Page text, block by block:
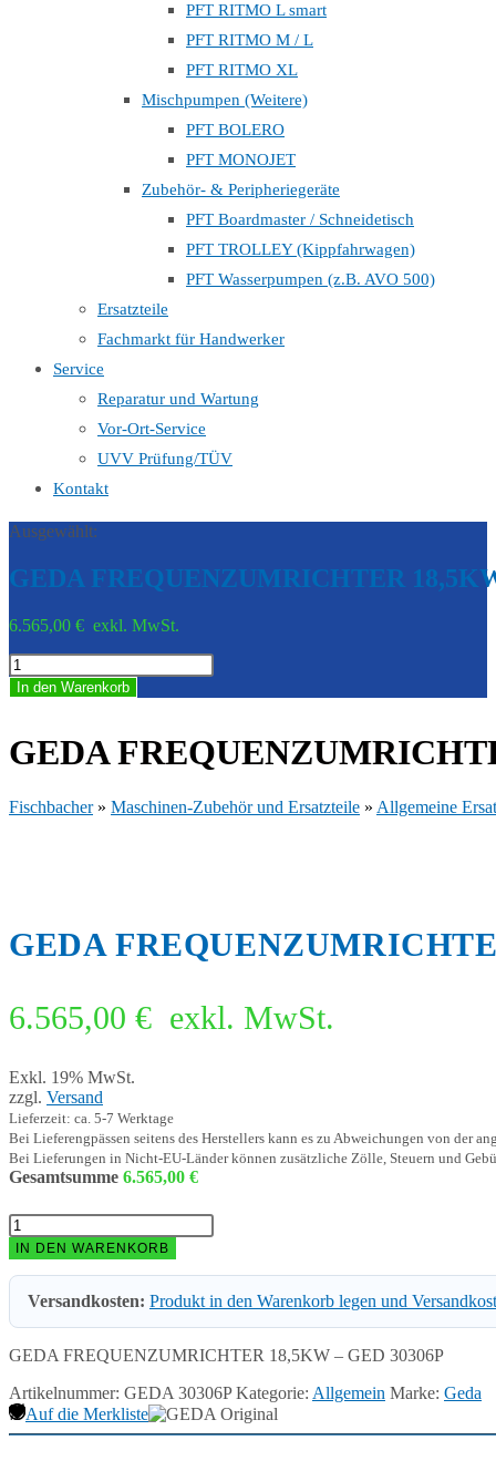
PFT RITMO L smart
PFT RITMO M / L
PFT RITMO XL
Mischpumpen (Weitere)
PFT BOLERO
PFT MONOJET
Zubehör- & Peripheriegeräte
PFT Boardmaster / Schneidetisch
PFT TROLLEY (Kippfahrwagen)
PFT Wasserpumpen (z.B. AVO 500)
Ersatzteile
Fachmarkt für Handwerker
Service
Reparatur und Wartung
Vor-Ort-Service
UVV Prüfung/TÜV
Kontakt
Ausgewählt:
GEDA FREQUENZUMRICHTER
6.565,00 € exkl. MwSt.
GEDA
FREQUENZUMRICHTER
18,5KW
GED
30306P
In den Warenkorb
GEDA
Fischbacher» Maschinen-Zubehör und Ersatzteile » Allgemeine
GEDA
6.565,00 € exkl. MwSt.
Exkl. 19% MwSt.
zzgl. Versand
Lieferzeit: ca. 5-7 Werktage
Bei Lieferengpässen seitens des Herstellers kann es zu Abweichungen von der
Bei Lieferungen in Nicht-EU-Länder können zusätzliche Zölle, Steuern und
Gesamtsumme 6.565,00 €
GEDA
FREQUENZUMRICHTER
18,5KW
-
GED
30306P
IN DEN WARENKORB
Versandkosten: Produkt in den Warenkorb legen und
GEDA FREQUENZUMRICHTER 18,5KW – GED 30306P
Artikelnummer: GEDA 30306P Kategorie: Allgemein Marke: Geda
Auf die Merkliste